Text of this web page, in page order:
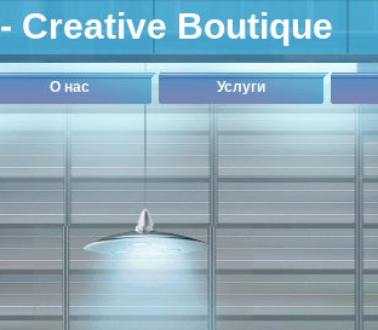
- Creative Boutique
О нас Услуги